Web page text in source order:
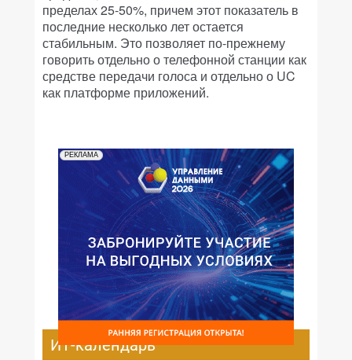
пределах 25-50%, причем этот показатель в
последние несколько лет остается
стабильным. Это позволяет по-прежнему
говорить отдельно о телефонной станции как
средстве передачи голоса и отдельно о UC
как платформе приложений.
РЕКЛАМА
ИТ-календарь